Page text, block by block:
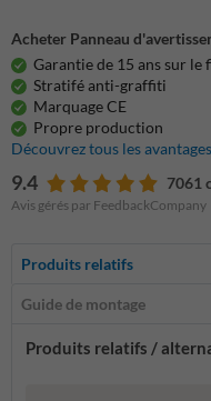
Acheter Panneau
Garantie de 15 ans sur le
Stratifé anti-graffiti
Marquage CE
Propre production
Découvrez tous les avantages
9.4 7061
Avis gérés par FeedbackCompany
Produits relatifs
Guide de montage
Produits relatifs /